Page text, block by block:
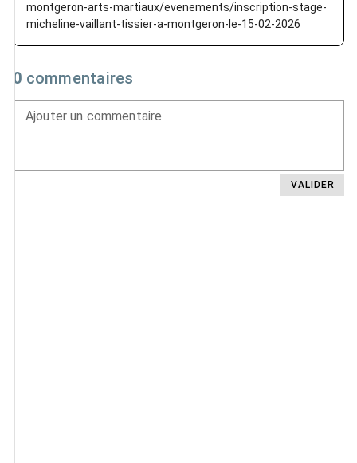
montgeron-arts-martiaux/evenements/inscription-stage-
micheline-vaillant-tissier-a-montgeron-le-15-02-2026
0 commentaires
Ajouter un commentaire
VALIDER